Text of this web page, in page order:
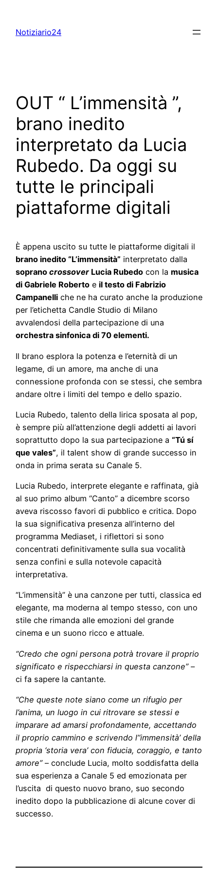
content
Notiziario24
OUT “ L’immensità ”,
brano inedito
interpretato da Lucia
Rubedo. Da oggi su
tutte le principali
piattaforme digitali
È appena uscito su tutte le piattaforme digitali il
brano inedito “L’immensità” interpretato dalla
soprano crossover Lucia Rubedo con la musica
di Gabriele Roberto e il testo di Fabrizio
Campanelli che ne ha curato anche la produzione
per l’etichetta Candle Studio di Milano
avvalendosi della partecipazione di una
orchestra sinfonica di 70 elementi.
Il brano esplora la potenza e l’eternità di un
legame, di un amore, ma anche di una
connessione profonda con se stessi, che sembra
andare oltre i limiti del tempo e dello spazio.
Lucia Rubedo, talento della lirica sposata al pop,
è sempre più all’attenzione degli addetti ai lavori
soprattutto dopo la sua partecipazione a “Tú sí
que vales”, il talent show di grande successo in
onda in prima serata su Canale 5.
Lucia Rubedo, interprete elegante e raffinata, già
al suo primo album “Canto” a dicembre scorso
aveva riscosso favori di pubblico e critica. Dopo
la sua significativa presenza all’interno del
programma Mediaset, i riflettori si sono
concentrati definitivamente sulla sua vocalità
senza confini e sulla notevole capacità
interpretativa.
“L’immensità” è una canzone per tutti, classica ed
elegante, ma moderna al tempo stesso, con uno
stile che rimanda alle emozioni del grande
cinema e un suono ricco e attuale.
“Credo che ogni persona potrà trovare il proprio
significato e rispecchiarsi in questa canzone” –
ci fa sapere la cantante.
“Che queste note siano come un rifugio per
l’anima, un luogo in cui ritrovare se stessi e
imparare ad amarsi profondamente, accettando
il proprio cammino e scrivendo l’‘immensità’ della
propria ‘storia vera’ con fiducia, coraggio, e tanto
amore”– conclude Lucia, molto soddisfatta della
sua esperienza a Canale 5 ed emozionata per
l’uscita di questo nuovo brano, suo secondo
inedito dopo la pubblicazione di alcune cover di
successo.